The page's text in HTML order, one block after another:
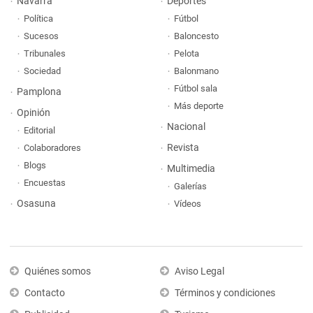
Política
Sucesos
Tribunales
Sociedad
Pamplona
Opinión
Editorial
Colaboradores
Blogs
Encuestas
Osasuna
Fútbol
Baloncesto
Pelota
Balonmano
Fútbol sala
Más deporte
Nacional
Revista
Multimedia
Galerías
Vídeos
Quiénes somos
Contacto
Aviso Legal
Términos y condiciones